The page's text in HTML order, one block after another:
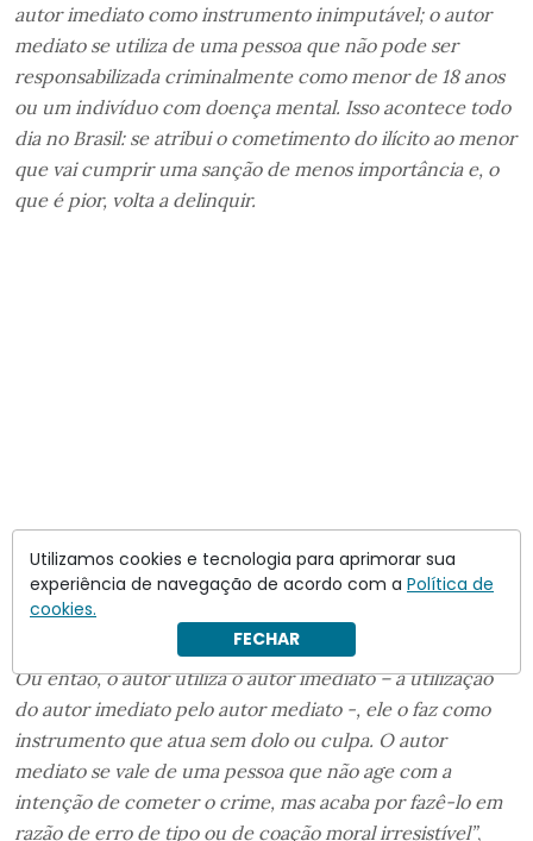
autor imediato como instrumento inimputável; o autor
mediato se utiliza de uma pessoa que não pode ser
responsabilizada criminalmente como menor de 18 anos
ou um indivíduo com doença mental. Isso acontece todo
dia no Brasil: se atribui o cometimento do ilícito ao menor
que vai cumprir uma sanção de menos importância e, o
que é pior, volta a delinquir.
Ou então, o autor utiliza o autor imediato – a utilização
do autor imediato pelo autor mediato -, ele o faz como
instrumento que atua sem dolo ou culpa. O autor
mediato se vale de uma pessoa que não age com a
intenção de cometer o crime, mas acaba por fazê-lo em
razão de erro de tipo ou de coação moral irresistível”,
Utilizamos cookies e tecnologia para aprimorar sua
experiência de navegação de acordo com a Política de
cookies.
FECHAR